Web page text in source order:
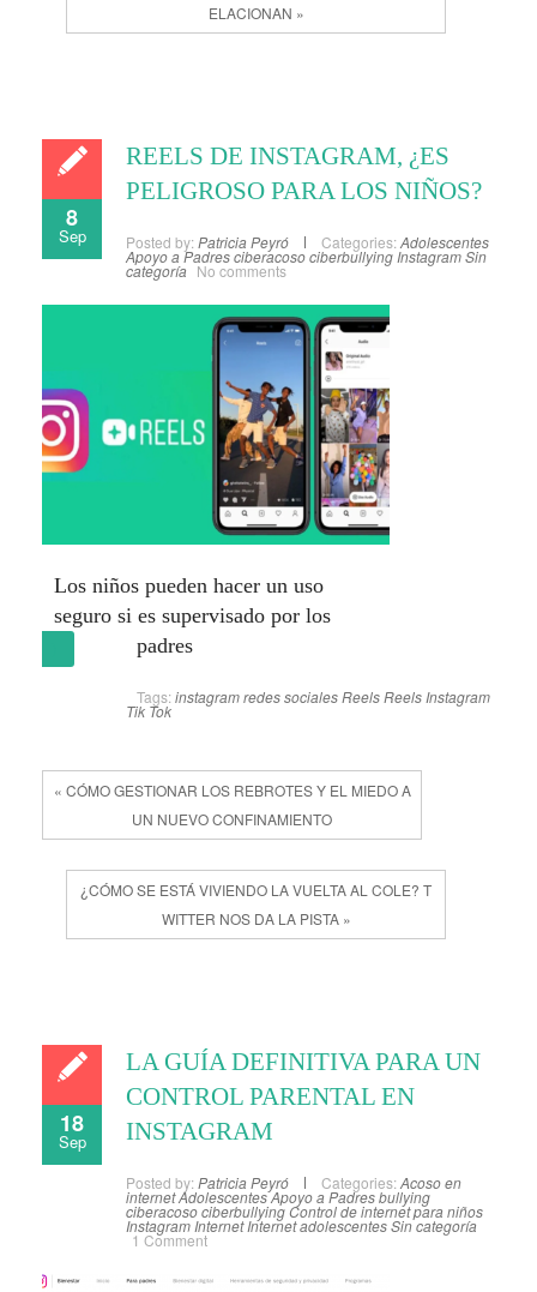
ELACIONAN »
8
Sep
REELS DE INSTAGRAM, ¿ES
PELIGROSO PARA LOS NIÑOS?
Posted by: Patricia Peyró Categories: Adolescentes
Apoyo a Padresciberacosociberbullying InstagramSin
categoría No comments
Los niños pueden hacer un uso
seguro si es supervisado por los
padres
Tags: instagramredes socialesReelsReels Instagram
Tik Tok
« CÓMO GESTIONAR LOS REBROTES Y EL MIEDO A
UN NUEVO CONFINAMIENTO
¿CÓMO SE ESTÁ VIVIENDO LA VUELTA AL COLE? T
WITTER NOS DA LA PISTA »
18
Sep
LA GUÍA DEFINITIVA PARA UN
CONTROL PARENTAL EN
INSTAGRAM
Posted by: Patricia Peyró Categories: Acoso en
internetAdolescentesApoyo a Padresbullying
ciberacosociberbullyingControl de internet para niños
Instagram Internet Internet adolescentesSin categoría
1 Comment